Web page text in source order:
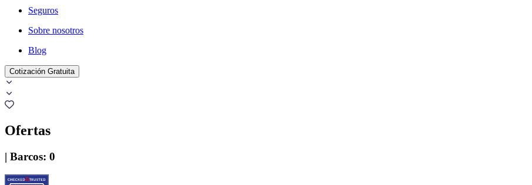
Seguros
Sobre nosotros
Blog
Cotización Gratuita
Ofertas
| Barcos: 0